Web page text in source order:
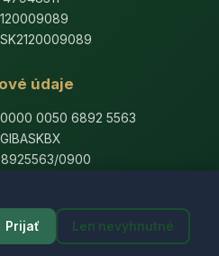
Prijať Len nevyhnutné
údaje
0000 0050 6892 5563
0900